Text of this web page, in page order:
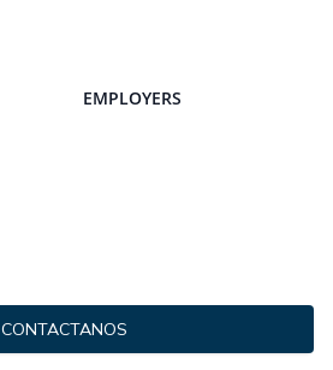
EMPLOYERS
CONTACTANOS